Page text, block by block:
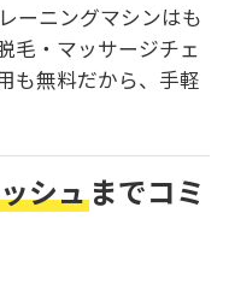
ーニングマシンはも
毛・マッサージチェ
も無料だから、手軽
シュまでコミ